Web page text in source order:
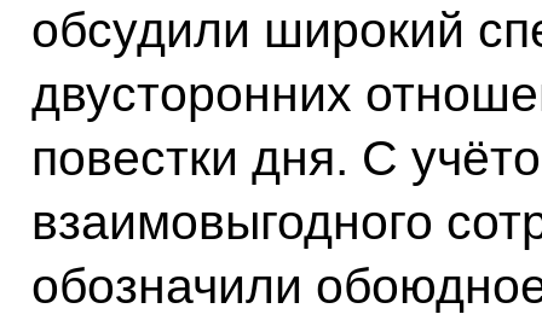
обсудили широкий
двусторонних
повестки дня. С
взаимовыгодного
обозначили